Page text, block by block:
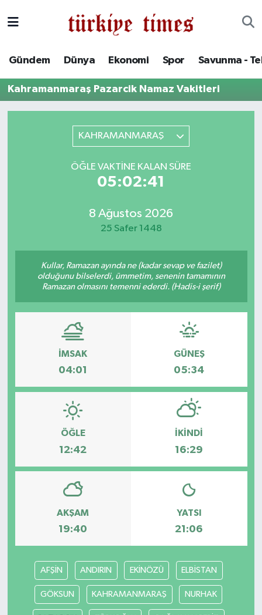
Gündem Dünya Ekonomi Spor Savunma -
Kahramanmaraş Pazarcik Namaz Vakitleri
KAHRAMANMARAŞ
ÖĞLE VAKTINE KALAN SÜRE
05:02:41
8 Ağustos 2026
25 Safer 1448
Kullar, Ramazan ayında ne (kadar sevap ve fazilet)
olduğunu bilselerdi, ümmetim, senenin tamamının
Ramazan olmasını temenni ederdi. (Hadis-i şerif)
İMSAK
04:01
GÜNEŞ
05:34
ÖĞLE
12:42
İKINDI
16:29
AKŞAM
19:40
YATSI
21:06
AFŞİN ANDIRIN EKİNÖZÜ ELBİSTAN
GÖKSUN KAHRAMANMARAŞ NURHAK
Ekonomi
Savunma - Teknoloji
Süper Lig Puan Durumu ve Fikstür
Tüm Manşetler
Son Dakika Haberleri